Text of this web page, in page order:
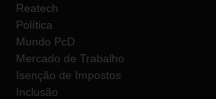
Reatech
Política
Mundo PcD
Mercado de Trabalho
Isenção de Impostos
Inclusão